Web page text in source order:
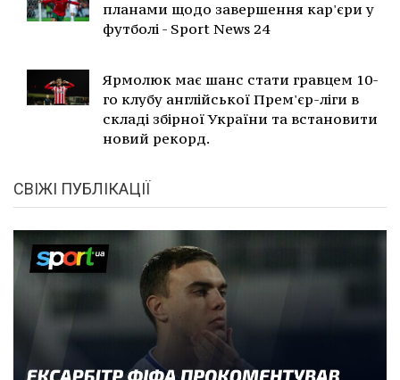
планами щодо завершення кар'єри у
футболі - Sport News 24
Ярмолюк має шанс стати гравцем 10-
го клубу англійської Прем'єр-ліги в
складі збірної України та встановити
новий рекорд.
СВІЖІ ПУБЛІКАЦІЇ